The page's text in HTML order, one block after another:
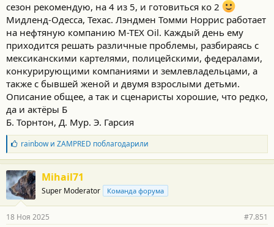
сезон рекомендую, на 4 из 5, и готовиться ко 2
Мидленд-Одесса, Техас. Лэндмен Томми Норрис работает
на нефтяную компанию M-TEX Oil. Каждый день ему
приходится решать различные проблемы, разбираясь с
мексиканскими картелями, полицейскими, федералами,
конкурирующими компаниями и землевладельцами, а
также с бывшей женой и двумя взрослыми детьми.
Описание общее, а так и сценаристы хорошие, что редко,
да и актёры Б
Б. Торнтон, Д. Мур. Э. Гарсия
Б
л
а
г
о
д
а
н
rainbowи ZAMPRED поблагодарили
Mihail71
Super Moderator Команда форума
18 Ноя 2025 #7.851